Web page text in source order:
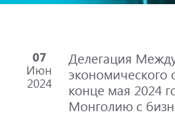
07
Июн
2024
Делегация
экономического
конце мая 2024
Монголию с